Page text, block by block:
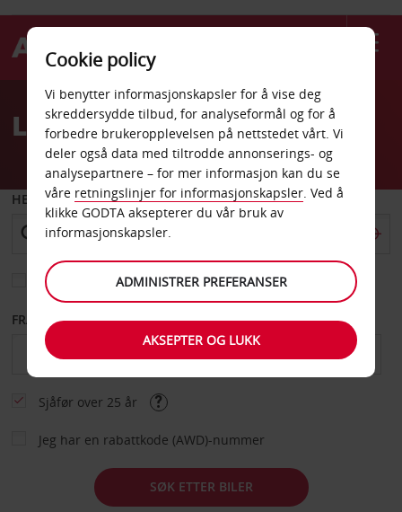
Welcome
AvisLeiebil Denver Broadway
HENT FRA
Velg et annet leveringssted
FRA DATO TIL DATO
Sjåfør over 25 år
Jeg har en rabattkode (AWD)-nummer
SØK ETTER BILER
Cookie policy
Vi benytter informasjonskapsler for å vise deg
skreddersydde tilbud, for analyseformål og for å
forbedre brukeropplevelsen på nettstedet vårt. Vi
deler også data med tiltrodde annonserings- og
analysepartnere – for mer informasjon kan du se
våre retningslinjer for informasjonskapsler. Ved å
klikke GODTA aksepterer du vår bruk av
informasjonskapsler.
ADMINISTRER PREFERANSER
AKSEPTER OG LUKK